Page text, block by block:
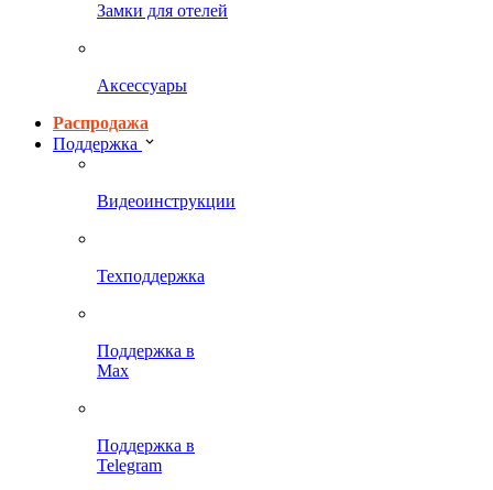
Замки для отелей
Аксессуары
Распродажа
Поддержка
Видеоинструкции
Техподдержка
Поддержка в
Max
Поддержка в
Telegram